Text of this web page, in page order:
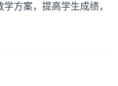
方案，提高学生成绩，